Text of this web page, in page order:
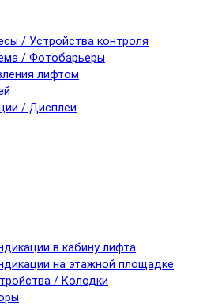
/ Устройства контроля
/ Фотобарьеры
лифтом
/ Дисплеи
в кабину лифта
на этажной площадке
/ Колодки